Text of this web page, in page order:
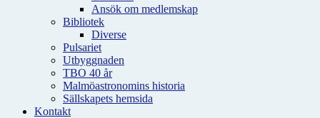
Ansök om medlemskap
Bibliotek
Diverse
Pulsariet
Utbyggnaden
TBO 40 år
Malmöastronomins historia
Sällskapets hemsida
Kontakt